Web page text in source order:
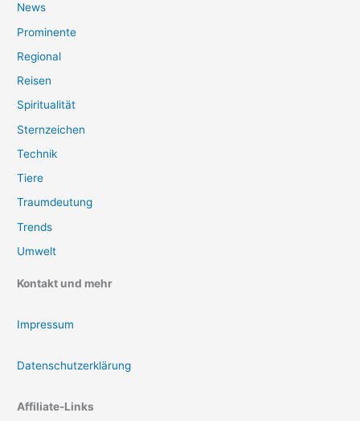
News
Prominente
Regional
Reisen
Spiritualität
Sternzeichen
Technik
Tiere
Traumdeutung
Trends
Umwelt
Kontakt und mehr
Impressum
Datenschutzerklärung
Affiliate-Links